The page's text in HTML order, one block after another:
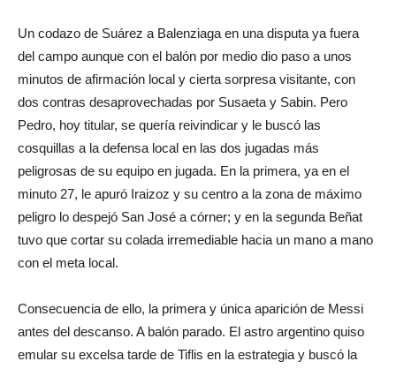
Un codazo de Suárez a Balenziaga en una disputa ya fuera
del campo aunque con el balón por medio dio paso a unos
minutos de afirmación local y cierta sorpresa visitante, con
dos contras desaprovechadas por Susaeta y Sabin. Pero
Pedro, hoy titular, se quería reivindicar y le buscó las
cosquillas a la defensa local en las dos jugadas más
peligrosas de su equipo en jugada. En la primera, ya en el
minuto 27, le apuró Iraizoz y su centro a la zona de máximo
peligro lo despejó San José a córner; y en la segunda Beñat
tuvo que cortar su colada irremediable hacia un mano a mano
con el meta local.
Consecuencia de ello, la primera y única aparición de Messi
antes del descanso. A balón parado. El astro argentino quiso
emular su excelsa tarde de Tiflis en la estrategia y buscó la